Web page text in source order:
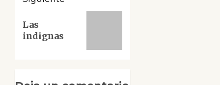
entrada:
Las
indignas